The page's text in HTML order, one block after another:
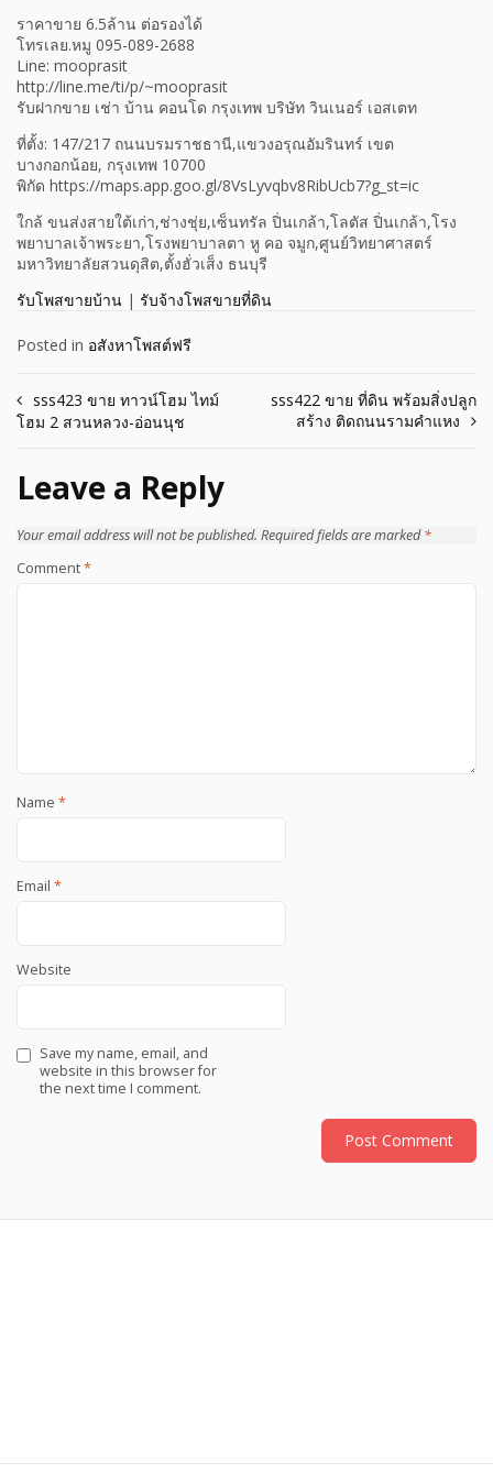
ราคาขาย 6.5ล้าน ต่อรองได้
โทรเลย.หมู 095-089-2688
Line: mooprasit
http://line.me/ti/p/~mooprasit
รับฝากขาย เช่า บ้าน คอนโด กรุงเทพ บริษัท วินเนอร์ เอสเตท
ที่ตั้ง: 147/217 ถนนบรมราชธานี,แขวงอรุณอัมรินทร์ เขต
บางกอกน้อย, กรุงเทพ 10700
พิกัด https://maps.app.goo.gl/8VsLyvqbv8RibUcb7?g_st=ic
ใกล้ ขนส่งสายใต้เก่า,ช่างชุ่ย,เซ็นทรัล ปิ่นเกล้า,โลตัส ปิ่นเกล้า,โรง
พยาบาลเจ้าพระยา,โรงพยาบาลตา หู คอ จมูก,ศูนย์วิทยาศาสตร์
มหาวิทยาลัยสวนดุสิต,ตั้งฮั่วเส็ง ธนบุรี
รับโพสขายบ้าน | รับจ้างโพสขายที่ดิน
Posted in อสังหาโพสต์ฟรี
Post
sss423 ขาย ทาวน์โฮม ไทม์
โฮม 2 สวนหลวง-อ่อนนุช
sss422 ขาย ที่ดิน พร้อมสิ่งปลูก
สร้าง ติดถนนรามคำแหง
Leave a Reply
Your email address will not be published. Required fields are marked*
Comment*
Name *
Email *
Website
Save my name, email, and
website in this browser for
the next time I comment.